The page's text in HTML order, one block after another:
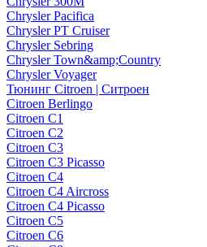
Chrysler Pacifica
Chrysler PT Cruiser
Chrysler Sebring
Chrysler Town&amp;Country
Chrysler Voyager
Тюнинг Citroen | Ситроен
Citroen Berlingo
Citroen C1
Citroen C2
Citroen C3
Citroen C3 Picasso
Citroen C4
Citroen C4 Aircross
Citroen C4 Picasso
Citroen C5
Citroen C6